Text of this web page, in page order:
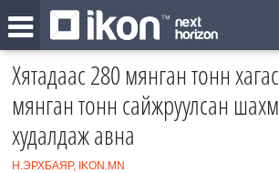
Хятадаас 280 мянган тонн
мянган тонн сайжруулсан
худалдаж авна
Н.ЭРХБАЯР, IKON.MN